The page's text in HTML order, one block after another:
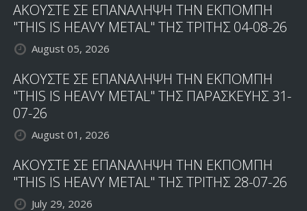
ΑΚΟΥΣΤΕ ΣΕ ΕΠΑΝΑΛΗΨΗ ΤΗΝ ΕΚΠΟΜΠΗ
"THIS IS HEAVY METAL" ΤΗΣ ΤΡΙΤΗΣ 04-08-26
August 05, 2026
ΑΚΟΥΣΤΕ ΣΕ ΕΠΑΝΑΛΗΨΗ ΤΗΝ ΕΚΠΟΜΠΗ
"THIS IS HEAVY METAL" ΤΗΣ ΠΑΡΑΣΚΕΥΗΣ 31-
07-26
August 01, 2026
ΑΚΟΥΣΤΕ ΣΕ ΕΠΑΝΑΛΗΨΗ ΤΗΝ ΕΚΠΟΜΠΗ
"THIS IS HEAVY METAL" ΤΗΣ ΤΡΙΤΗΣ 28-07-26
July 29, 2026